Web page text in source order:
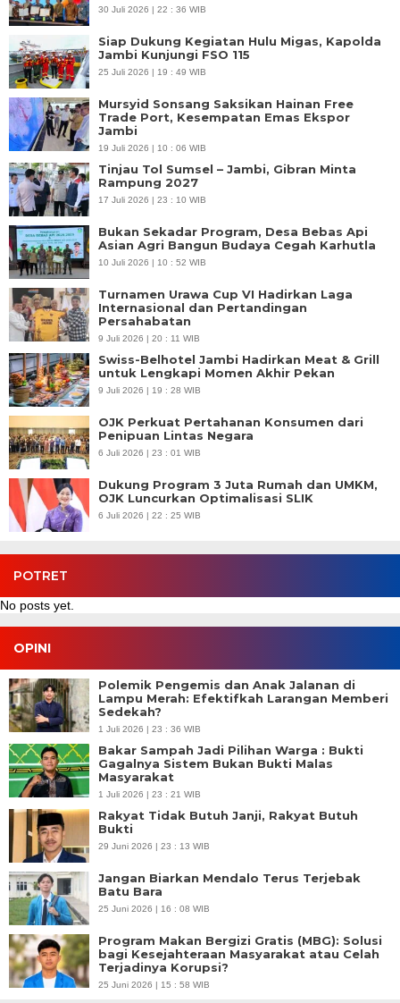
30 Juli 2026 | 22 : 36 WIB
Siap Dukung Kegiatan Hulu Migas, Kapolda
Jambi Kunjungi FSO 115
25 Juli 2026 | 19 : 49 WIB
Mursyid Sonsang Saksikan Hainan Free
Trade Port, Kesempatan Emas Ekspor
Jambi
19 Juli 2026 | 10 : 06 WIB
Tinjau Tol Sumsel – Jambi, Gibran Minta
Rampung 2027
17 Juli 2026 | 23 : 10 WIB
Bukan Sekadar Program, Desa Bebas Api
Asian Agri Bangun Budaya Cegah Karhutla
10 Juli 2026 | 10 : 52 WIB
Turnamen Urawa Cup VI Hadirkan Laga
Internasional dan Pertandingan
Persahabatan
9 Juli 2026 | 20 : 11 WIB
Swiss-Belhotel Jambi Hadirkan Meat & Grill
untuk Lengkapi Momen Akhir Pekan
9 Juli 2026 | 19 : 28 WIB
OJK Perkuat Pertahanan Konsumen dari
Penipuan Lintas Negara
6 Juli 2026 | 23 : 01 WIB
Dukung Program 3 Juta Rumah dan UMKM,
OJK Luncurkan Optimalisasi SLIK
6 Juli 2026 | 22 : 25 WIB
POTRET
No posts yet.
OPINI
Polemik Pengemis dan Anak Jalanan di
Lampu Merah: Efektifkah Larangan Memberi
Sedekah?
1 Juli 2026 | 23 : 36 WIB
Bakar Sampah Jadi Pilihan Warga : Bukti
Gagalnya Sistem Bukan Bukti Malas
Masyarakat
1 Juli 2026 | 23 : 21 WIB
Rakyat Tidak Butuh Janji, Rakyat Butuh
Bukti
29 Juni 2026 | 23 : 13 WIB
Jangan Biarkan Mendalo Terus Terjebak
Batu Bara
25 Juni 2026 | 16 : 08 WIB
Program Makan Bergizi Gratis (MBG): Solusi
bagi Kesejahteraan Masyarakat atau Celah
Terjadinya Korupsi?
25 Juni 2026 | 15 : 58 WIB